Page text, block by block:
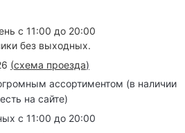
с 11:00 до 20:00
без выходных.
(схема проезда)
ассортиментом (в наличии
на сайте)
с 11:00 до 20:00